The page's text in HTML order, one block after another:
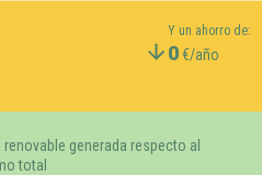
Y un ahorro de:
0€/año
renovable generada respecto al
total